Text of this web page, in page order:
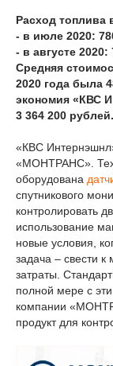
Расход топлива
- в июле 2020:
- в августе
Средняя
2020 года была
экономия «КВС
3 364 200 рублей.
«КВС
«МОНТРАНС».
оборудована
спутникового
контролировать
использование
новые условия,
задача – свести
затраты.
полной мере с
компании
продукт для